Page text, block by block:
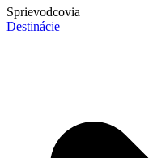
Sprievodcovia
Destinácie